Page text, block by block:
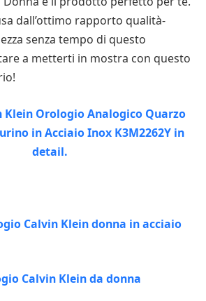
dall’ottimo rapporto qualità-
senza tempo di questo
a metterti in mostra con questo
Calvin Klein donna in acciaio
Calvin Klein da donna